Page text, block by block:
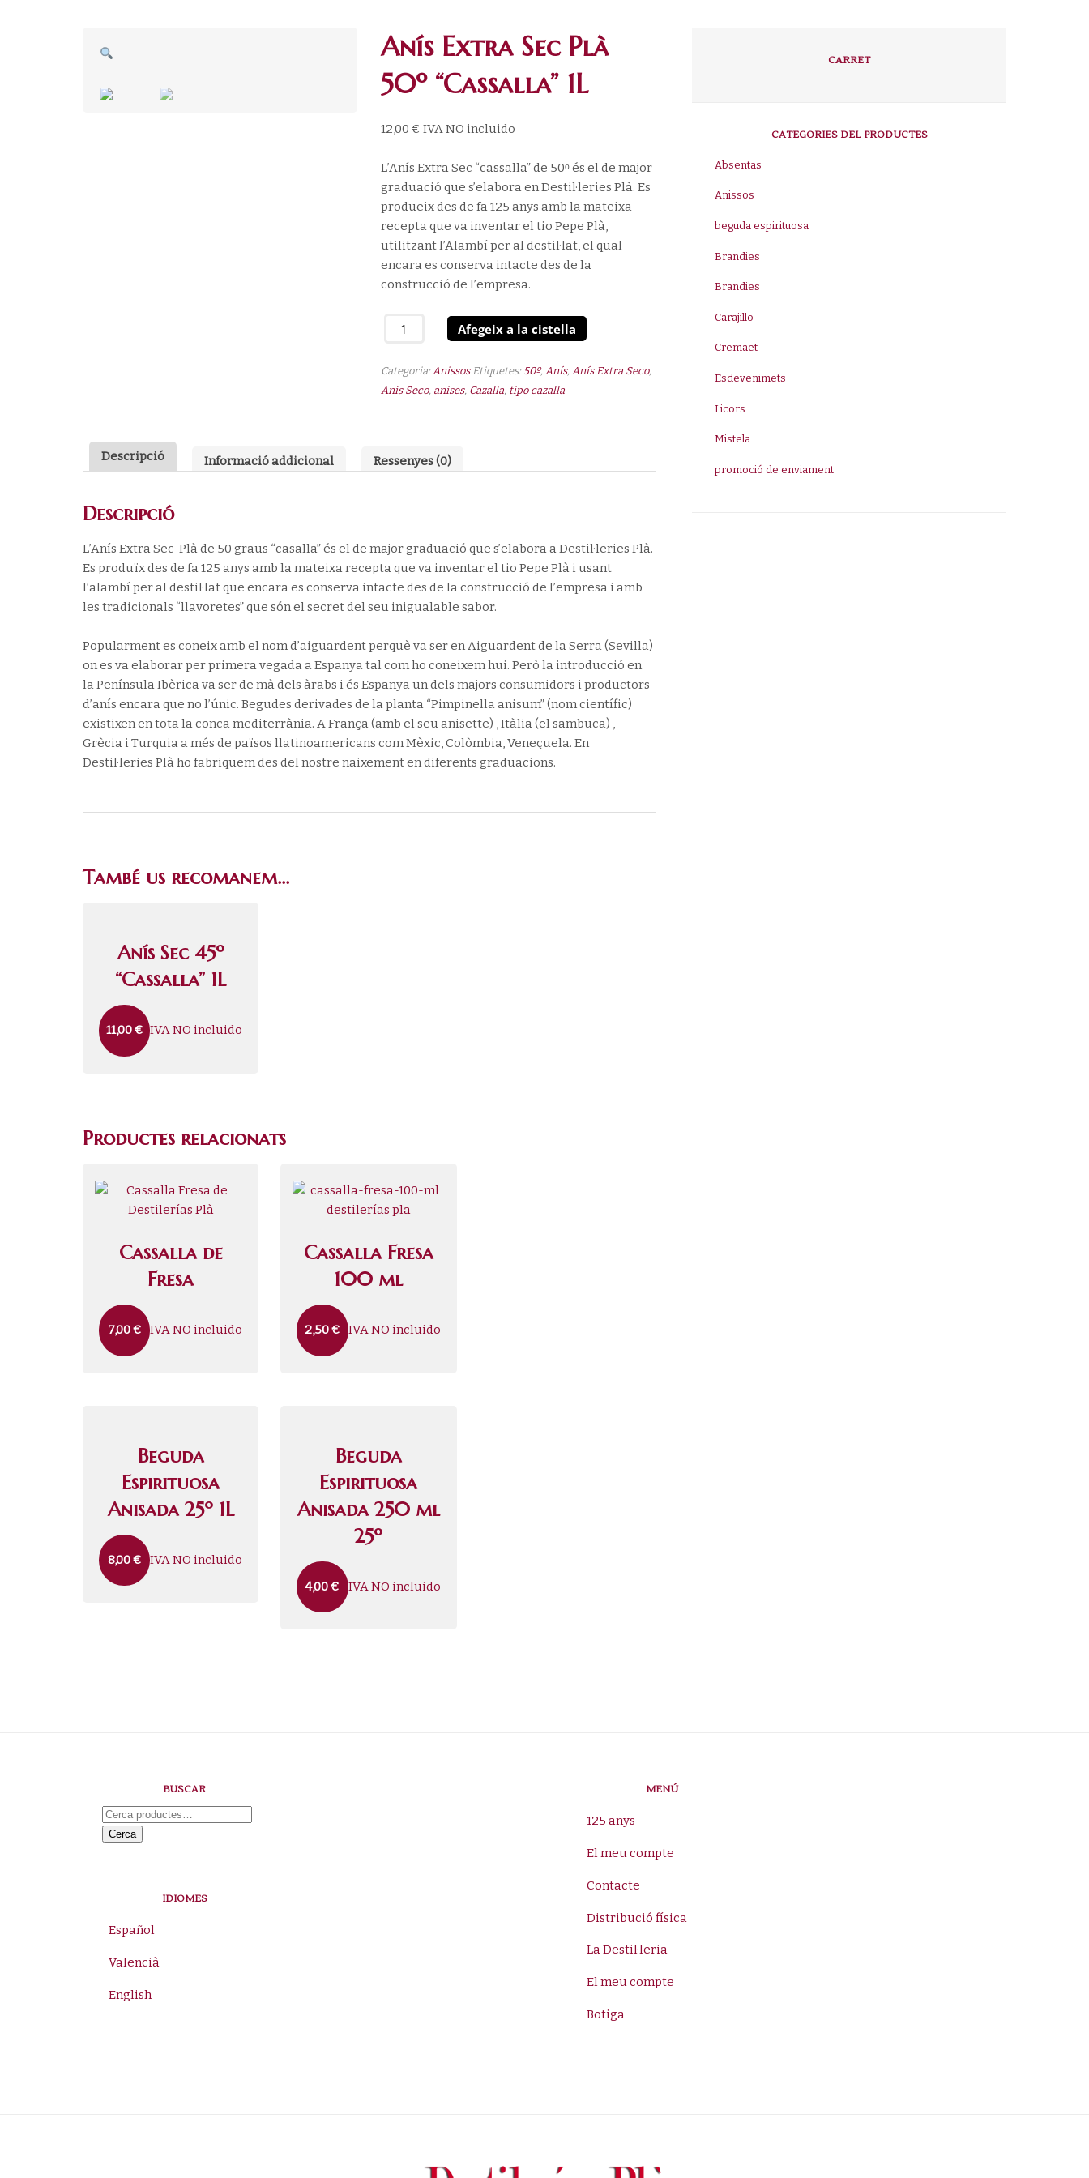
Anís Extra Sec Plà
50º “Cassalla” 1L
12,00 € IVA NO incluido
L’Anís Extra Sec “cassalla” de 50ᵒ és el de major
graduació que s’elabora en Destil·leries Plà. Es
produeix des de fa 125 anys amb la mateixa
recepta que va inventar el tio Pepe Plà,
utilitzant l’Alambí per al destil·lat, el qual
encara es conserva intacte des de la
construcció de l’empresa.
quantitat
Extra
"Cassalla"
Afegeix a la cistella
Categoria: Anissos Etiquetes: 50º, Anís, Anís Extra Seco,
Anís Seco, anises, Cazalla, tipo cazalla
Descripció Informació addicional Ressenyes (0)
Descripció
L’Anís Extra Sec Plà de 50 graus “casalla” és el de major graduació que s’elabora a Destil·leries Plà.
Es produïx des de fa 125 anys amb la mateixa recepta que va inventar el tio Pepe Plà i usant
l’alambí per al destil·lat que encara es conserva intacte des de la construcció de l’empresa i amb
les tradicionals “llavoretes” que són el secret del seu inigualable sabor.
Popularment es coneix amb el nom d’aiguardent perquè va ser en Aiguardent de la Serra (Sevilla)
on es va elaborar per primera vegada a Espanya tal com ho coneixem hui. Però la introducció en
la Península Ibèrica va ser de mà dels àrabs i és Espanya un dels majors consumidors i productors
d’anís encara que no l’únic. Begudes derivades de la planta “Pimpinella anisum” (nom científic)
existixen en tota la conca mediterrània. A França (amb el seu anisette) , Itàlia (el sambuca) ,
Grècia i Turquia a més de països llatinoamericans com Mèxic, Colòmbia, Veneçuela. En
Destil·leries Plà ho fabriquem des del nostre naixement en diferents graduacions.
També us recomanem…
Anís Sec 45º
“Cassalla” 1L
11,00€ IVA NO incluido
Productes relacionats
Cassalla de
Fresa
7,00€ IVA NO incluido
Cassalla Fresa
100 ml
2,50€ IVA NO incluido
Beguda
Espirituosa
Anisada 25º 1L
8,00€ IVA NO incluido
Beguda
Espirituosa
Anisada 250 ml
25º
4,00€ IVA NO incluido
CARRET
CATEGORIES DEL PRODUCTES
Absentas
Anissos
beguda espirituosa
Brandies
Brandies
Carajillo
Cremaet
Esdevenimets
Licors
Mistela
promoció de enviament
BUSCAR
Cerca:
Cerca
IDIOMES
Español
Valencià
English
MENÚ
125 anys
El meu compte
Contacte
Distribució física
La Destil·leria
El meu compte
Botiga